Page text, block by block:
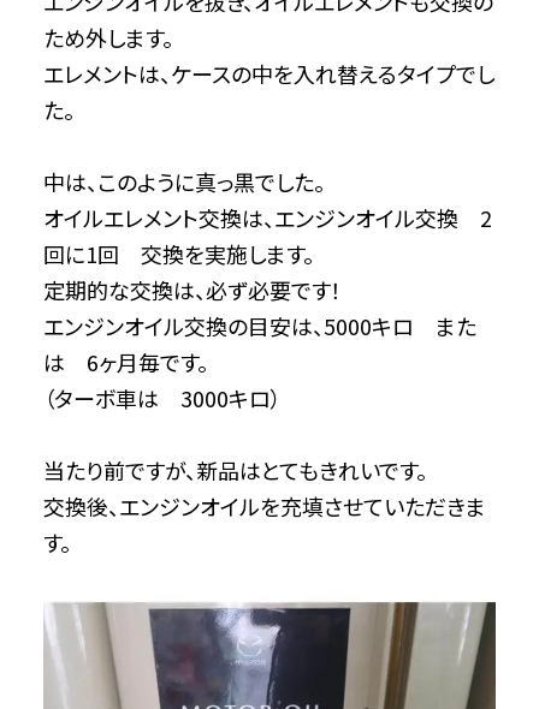
ため外します。
エレメントは、ケースの中を入れ替えるタイプでし
た。
中は、このように真っ黒でした。
オイルエレメント交換は、エンジンオイル交換 2
回に1回 交換を実施します。
定期的な交換は、必ず必要です！
エンジンオイル交換の目安は、5000キロ また
は 6ヶ月毎です。
（ターボ車は 3000キロ）
当たり前ですが、新品はとてもきれいです。
交換後、エンジンオイルを充填させていただきま
す。